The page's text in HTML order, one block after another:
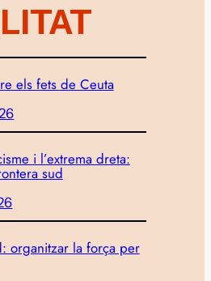
els fets de Ceuta
i l’extrema dreta:
sud
organitzar la força per